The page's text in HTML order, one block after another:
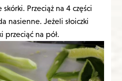
Przeciąż na 4 części
nasienne. Jeżeli słoiczki
przeciąć na pół.